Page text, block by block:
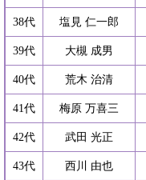
38代 塩見 仁一郎
39代 大槻 成男
40代 荒木 治清
41代 梅原 万喜三
42代 武田 光正
43代 西川 由也